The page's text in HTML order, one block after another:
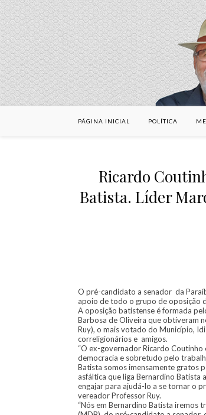
PÁGINA INICIAL POLÍTICA
Ricardo
Batista. Líder
O pré-candidato a senador da
apoio de todo o grupo de oposição
A oposição batistense é formada
Barbosa de Oliveira que obtiveram
Ruy), o mais votado do Município,
correligionários e amigos.
“O ex-governador Ricardo
democracia e sobretudo pelo
Batista somos imensamente gratos
asfáltica que liga Bernardino
engajar para ajudá-lo a se tornar o
vereador Professor Ruy.
“Nós em Bernardino Batista iremos